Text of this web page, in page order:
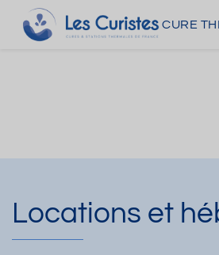
CURE
Locations et